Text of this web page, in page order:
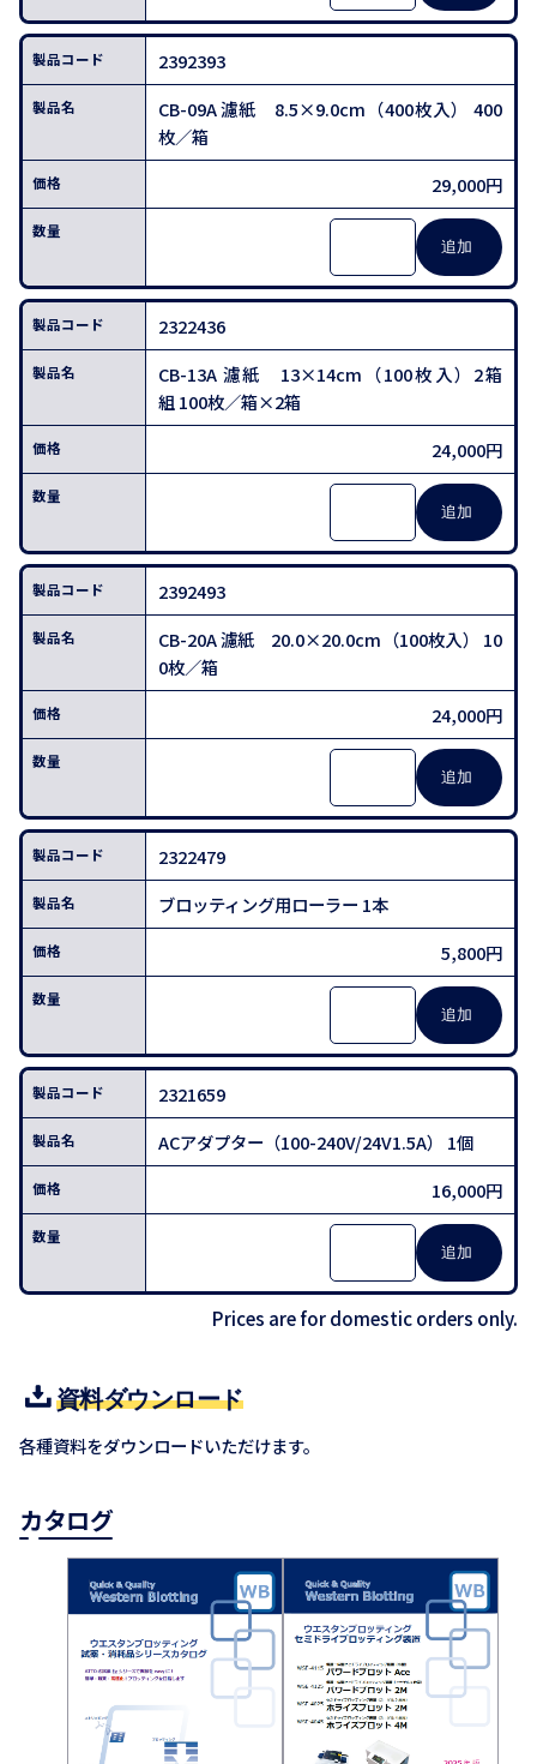
2392393
CB-09A 濾紙 8.5×9.0cm（400枚入） 400
枚／箱
29,000円
2322436
CB-13A 濾紙 13×14cm（100枚入）2箱
組 100枚／箱×2箱
24,000円
2392493
CB-20A 濾紙 20.0×20.0cm（100枚入） 10
0枚／箱
24,000円
2322479
ブロッティング用ローラー 1本
5,800円
2321659
ACアダプター（100-240V/24V1.5A） 1個
16,000円
Prices are for domestic orders only.
資料ダウンロード
各種資料をダウンロードいただけます。
カタログ